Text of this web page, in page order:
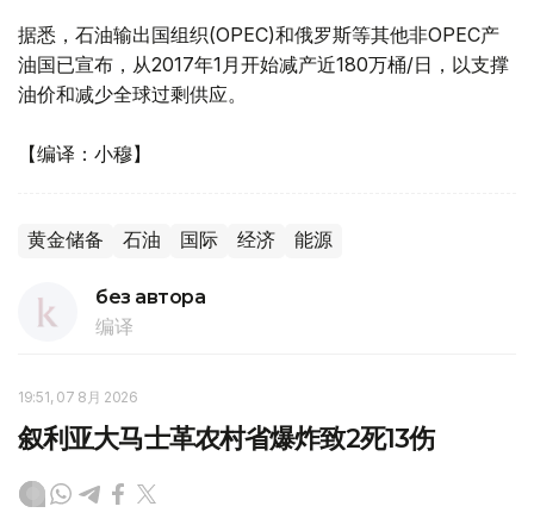
据悉，石油输出国组织(OPEC)和俄罗斯等其他非OPEC产
油国已宣布，从2017年1月开始减产近180万桶/日，以支撑
油价和减少全球过剩供应。
【编译：小穆】
黄金储备 石油 国际 经济 能源
без автора
编译
19:51, 07 8月 2026
叙利亚大马士革农村省爆炸致2死13伤